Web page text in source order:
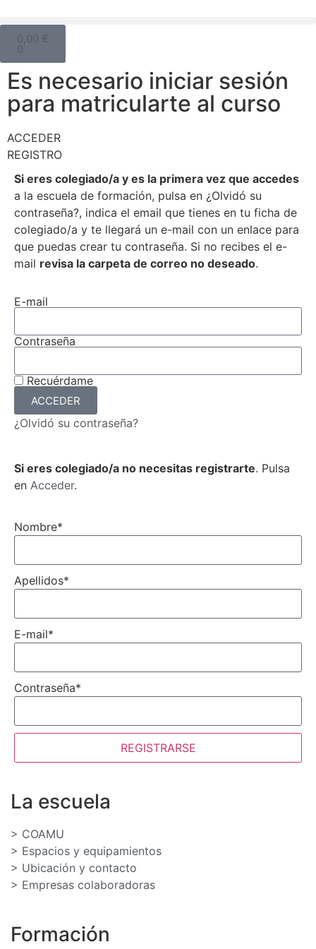
0,00 €
0
Es necesario iniciar sesión
para matricularte al curso
ACCEDER
REGISTRO
Si eres colegiado/a y es la primera vez que accedes
a la escuela de formación, pulsa en ¿Olvidó su
contraseña?, indica el email que tienes en tu ficha de
colegiado/a y te llegará un e-mail con un enlace para
que puedas crear tu contraseña. Si no recibes el e-
mail revisa la carpeta de correo no deseado.
E-mail
Contraseña
Recuérdame
ACCEDER
¿Olvidó su contraseña?
Si eres colegiado/a no necesitas registrarte. Pulsa
en Acceder.
Nombre*
Apellidos*
E-mail*
Contraseña*
REGISTRARSE
La escuela
> COAMU
> Espacios y equipamientos
> Ubicación y contacto
> Empresas colaboradoras
Formación